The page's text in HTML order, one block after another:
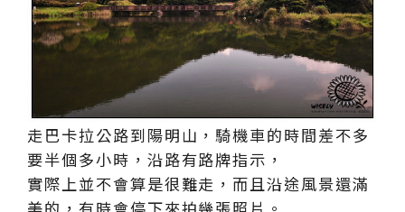
走巴卡拉公路到陽明山，騎機車的時間差不多
要半個多小時，沿路有路牌指示，
實際上並不會算是很難走，而且沿途風景還滿